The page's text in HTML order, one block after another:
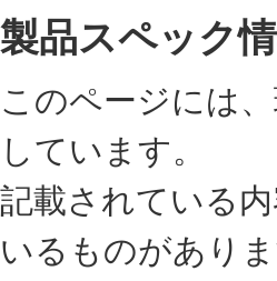
製品スペック
このページには
しています。
記載されている
いるものがあり